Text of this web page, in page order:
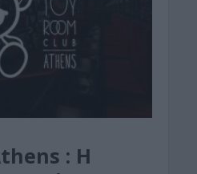
: Η